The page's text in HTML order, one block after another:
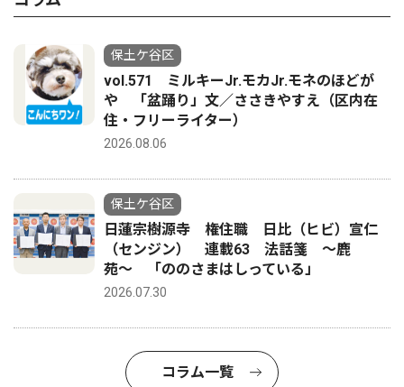
保土ケ谷区
vol.571 ミルキーJr.モカJr.モネのほどが
や 「盆踊り」文／ささきやすえ（区内在
住・フリーライター）
2026.08.06
保土ケ谷区
日蓮宗樹源寺 権住職 日比（ヒビ）宣仁
（センジン） 連載63 法話箋 〜鹿
苑〜 「ののさまはしっている」
2026.07.30
コラム一覧